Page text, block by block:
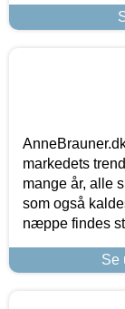
markedets
mange år, alle
som også
næppe findes
Se